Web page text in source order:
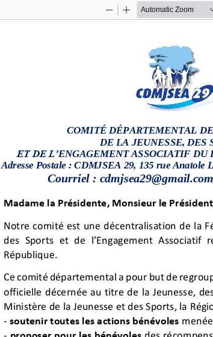
ZoomZoom
COMITÉ DÉPARTEMENTAL
DE LA JEUNESSE, DES
ET DE L’ENGAGEMENT ASSOCIATIF DU
Adresse Postale : CDMJSEA 29, 135 rue Anatole
Courriel : cdmjsea29@gmail.com
Madame la Présidente, Monsieur le
Notre comité est une décentralisation de la
des Sports et de l’Engagement
République.
Ce comité départemental a pour but de
officielle décernée au titre de la Jeunesse,
Ministère de la Jeunesse et des Sports, la
- soutenir toutes les actions bénévoles